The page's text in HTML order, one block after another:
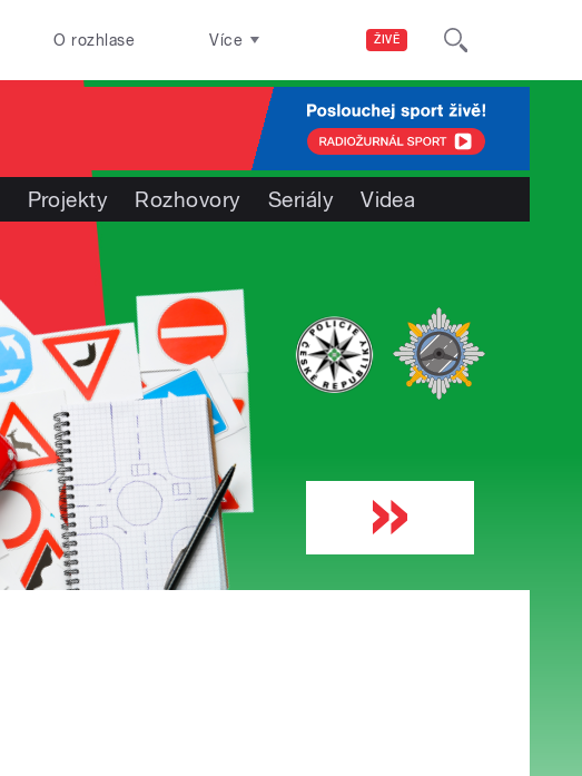
ŽIVĚ
O rozhlase Více
Projekty Rozhovory Seriály Videa